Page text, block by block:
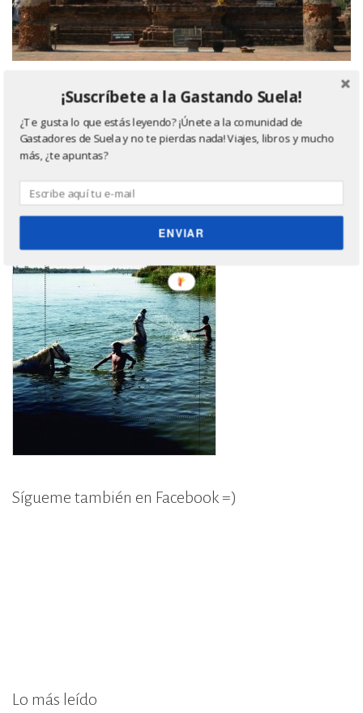
Último libro leído, ¿quieres saber más? Haz click
en la imagen ;)
Sígueme también en Facebook =)
Lo más leído
¡Suscríbete a la Gastando Suela!
¿Te gusta lo que estás leyendo? ¡Únete a la comunidad de
Gastadores de Suela y no te pierdas nada! Viajes, libros y mucho
más, ¿te apuntas?
ENVIAR